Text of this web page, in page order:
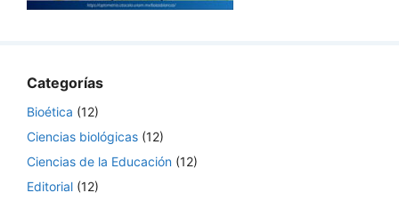
Categorías
Bioética (12)
Ciencias biológicas (12)
Ciencias de la Educación (12)
Editorial (12)